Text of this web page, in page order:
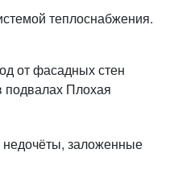
теплоснабжения.
от фасадных стен
подвалах Плохая
заложенные